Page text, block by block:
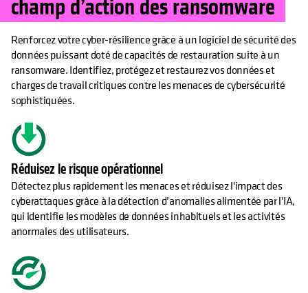
champ d’action des ransomware
Renforcez votre cyber-résilience grâce à un logiciel de sécurité des
données puissant doté de capacités de restauration suite à un
ransomware. Identifiez, protégez et restaurez vos données et
charges de travail critiques contre les menaces de cybersécurité
sophistiquées.
Réduisez le risque opérationnel
Détectez plus rapidement les menaces et réduisez l'impact des
cyberattaques grâce à la détection d’anomalies alimentée par l'IA,
qui identifie les modèles de données inhabituels et les activités
anormales des utilisateurs.